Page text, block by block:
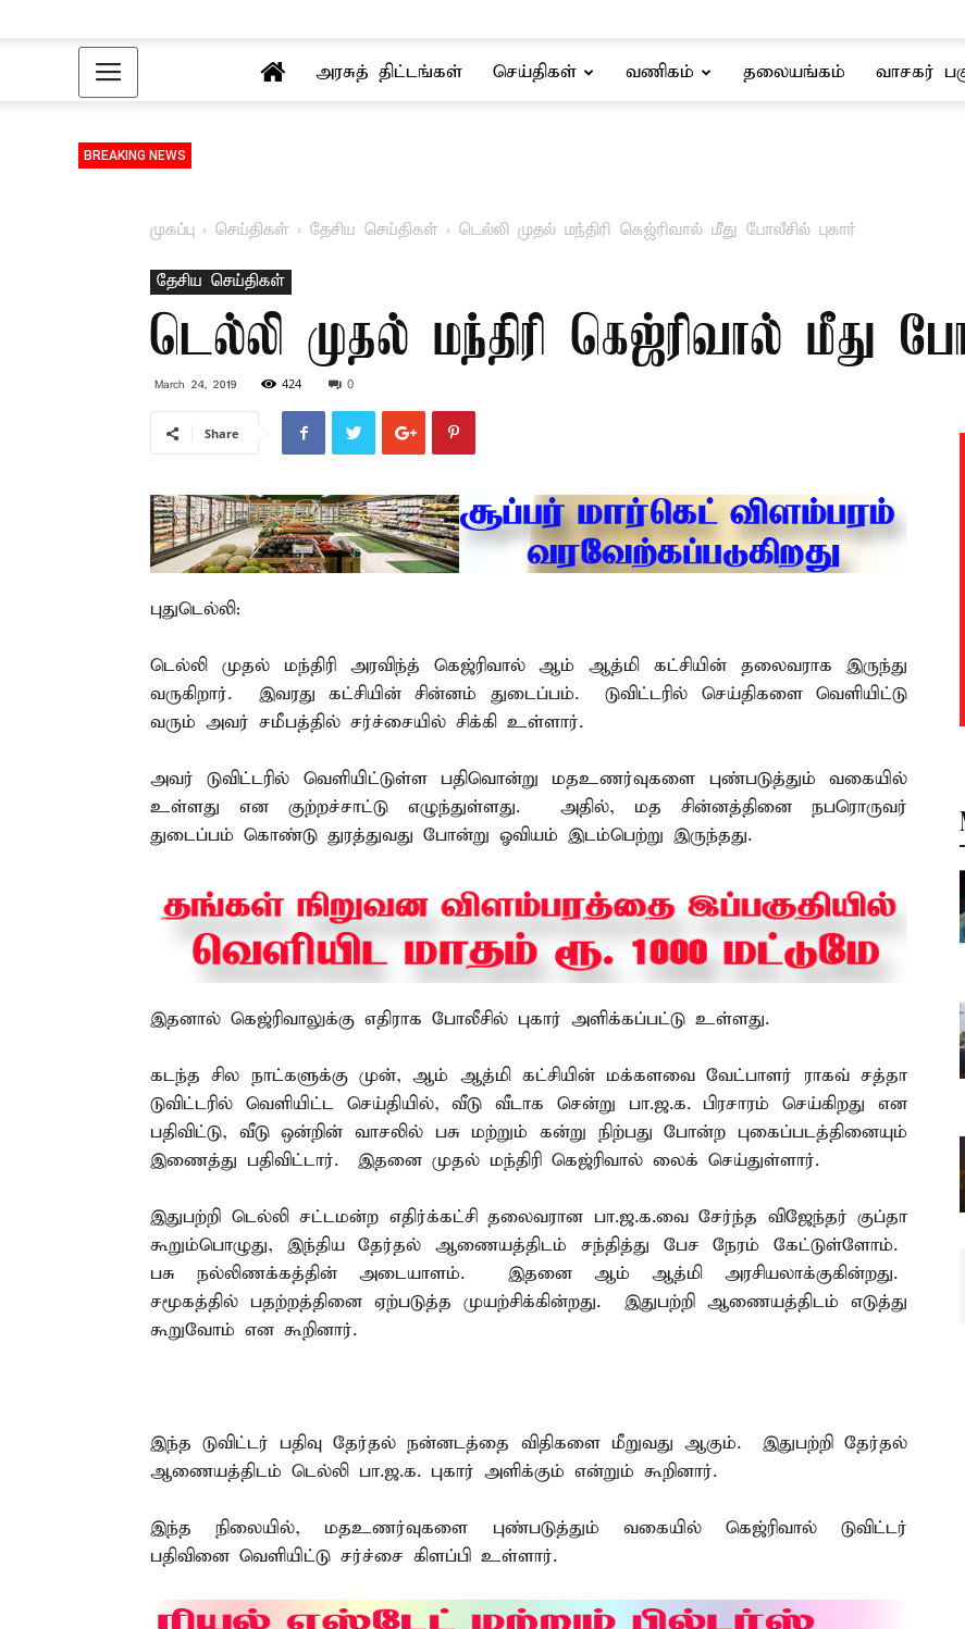
அரசுத் திட்டங்கள் செய்திகள் வணிகம் தலையங்கம் வாசகர்
BREAKING NEWS
முகப்பு செய்திகள் தேசிய செய்திகள் டெல்லி முதல் மந்திரி கெஜ்ரிவால் மீது போலீசில் புகார்
தேசிய செய்திகள்
டெல்லி முதல் மந்திரி கெஜ்ரிவால் மீது
March 24, 2019 424 0
Share
புதுடெல்லி:
டெல்லி முதல் மந்திரி அரவிந்த் கெஜ்ரிவால் ஆம் ஆத்மி கட்சியின் தலைவராக இருந்து
வருகிறார். இவரது கட்சியின் சின்னம் துடைப்பம். டுவிட்டரில் செய்திகளை வெளியிட்டு
வரும் அவர் சமீபத்தில் சர்ச்சையில் சிக்கி உள்ளார்.
அவர் டுவிட்டரில் வெளியிட்டுள்ள பதிவொன்று மதஉணர்வுகளை புண்படுத்தும் வகையில்
உள்ளது என குற்றச்சாட்டு எழுந்துள்ளது. அதில், மத சின்னத்தினை நபரொருவர்
துடைப்பம் கொண்டு துரத்துவது போன்று ஓவியம் இடம்பெற்று இருந்தது.
இதனால் கெஜ்ரிவாலுக்கு எதிராக போலீசில் புகார் அளிக்கப்பட்டு உள்ளது.
கடந்த சில நாட்களுக்கு முன், ஆம் ஆத்மி கட்சியின் மக்களவை வேட்பாளர் ராகவ் சத்தா
டுவிட்டரில் வெளியிட்ட செய்தியில், வீடு வீடாக சென்று பா.ஜ.க. பிரசாரம் செய்கிறது என
பதிவிட்டு, வீடு ஒன்றின் வாசலில் பசு மற்றும் கன்று நிற்பது போன்ற புகைப்படத்தினையும்
இணைத்து பதிவிட்டார். இதனை முதல் மந்திரி கெஜ்ரிவால் லைக் செய்துள்ளார்.
இதுபற்றி டெல்லி சட்டமன்ற எதிர்க்கட்சி தலைவரான பா.ஜ.க.வை சேர்ந்த விஜேந்தர் குப்தா
கூறும்பொழுது, இந்திய தேர்தல் ஆணையத்திடம் சந்தித்து பேச நேரம் கேட்டுள்ளோம்.
பசு நல்லிணக்கத்தின் அடையாளம். இதனை ஆம் ஆத்மி அரசியலாக்குகின்றது.
சமூகத்தில் பதற்றத்தினை ஏற்படுத்த முயற்சிக்கின்றது. இதுபற்றி ஆணையத்திடம் எடுத்து
கூறுவோம் என கூறினார்.
இந்த டுவிட்டர் பதிவு தேர்தல் நன்னடத்தை விதிகளை மீறுவது ஆகும். இதுபற்றி தேர்தல்
ஆணையத்திடம் டெல்லி பா.ஜ.க. புகார் அளிக்கும் என்றும் கூறினார்.
இந்த நிலையில், மதஉணர்வுகளை புண்படுத்தும் வகையில் கெஜ்ரிவால் டுவிட்டர்
பதிவினை வெளியிட்டு சர்ச்சை கிளப்பி உள்ளார்.